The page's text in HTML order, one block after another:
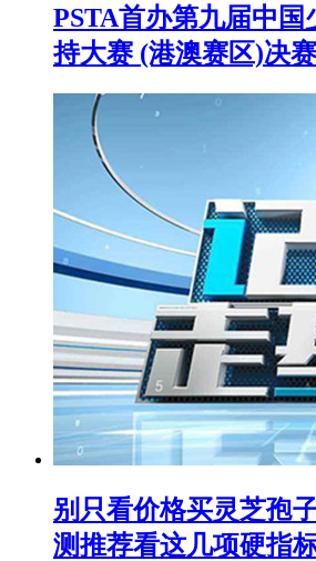
PSTA首办第九届中国
持大赛 (港澳赛区)决
别只看价格买灵芝孢
测推荐看这几项硬指